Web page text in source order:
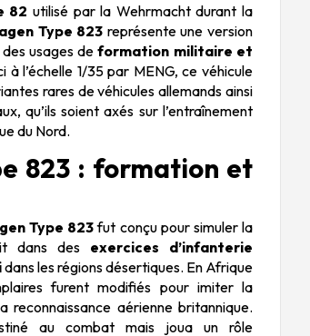
82 utilisé par la Wehrmacht durant la
Type 823 représente une version
usages deformation militaire et
à l’échelle 1/35 par MENG, ce véhicule
rares de véhicules allemands ainsi
qu’ils soient axés sur l’entraînement
du Nord.
823 : formation et
Type 823fut conçu pour simuler la
dans des exercices d’infanterie
dans les régions désertiques. En Afrique
furent modifiés pour imiter la
aérienne britannique.
au combat mais joua un rôle